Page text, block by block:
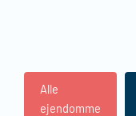
Alle
ejendomme